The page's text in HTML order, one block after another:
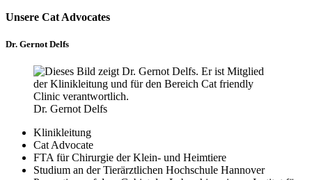
Unsere Cat Advocates
Dr. Gernot Delfs
Dr. Gernot Delfs
Klinikleitung
Cat Advocate
FTA für Chirurgie der Klein- und Heimtiere
Studium an der Tierärztlichen Hochschule Hannover